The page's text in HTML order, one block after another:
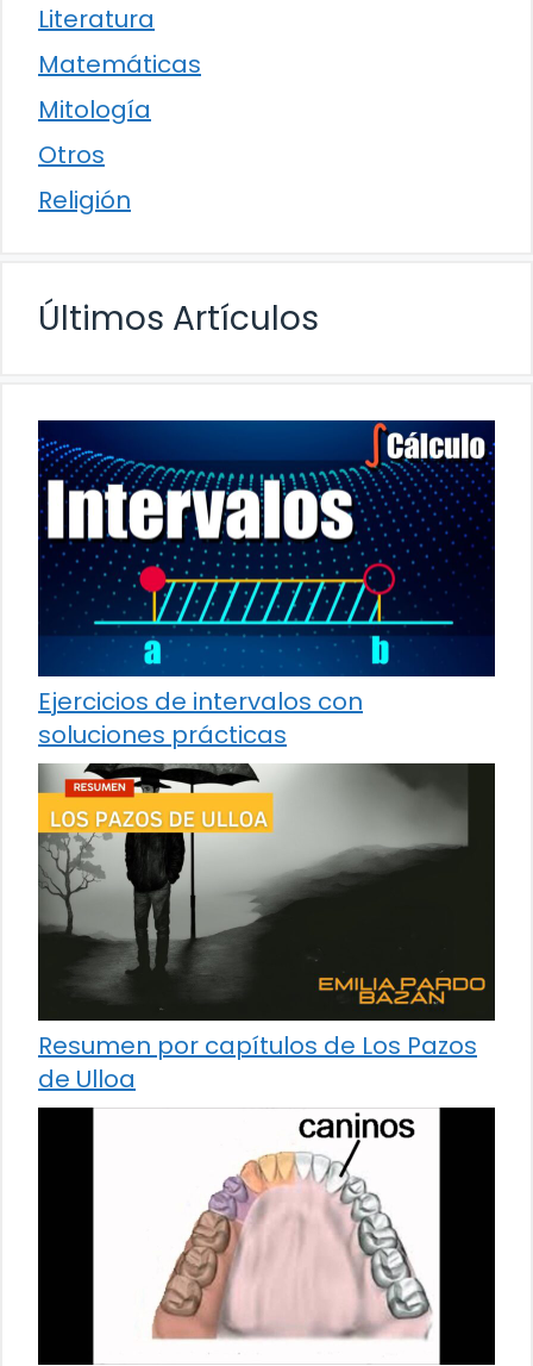
Literatura
Matemáticas
Mitología
Otros
Religión
Últimos Artículos
Ejercicios de intervalos con
soluciones prácticas
Resumen por capítulos de Los Pazos
de Ulloa